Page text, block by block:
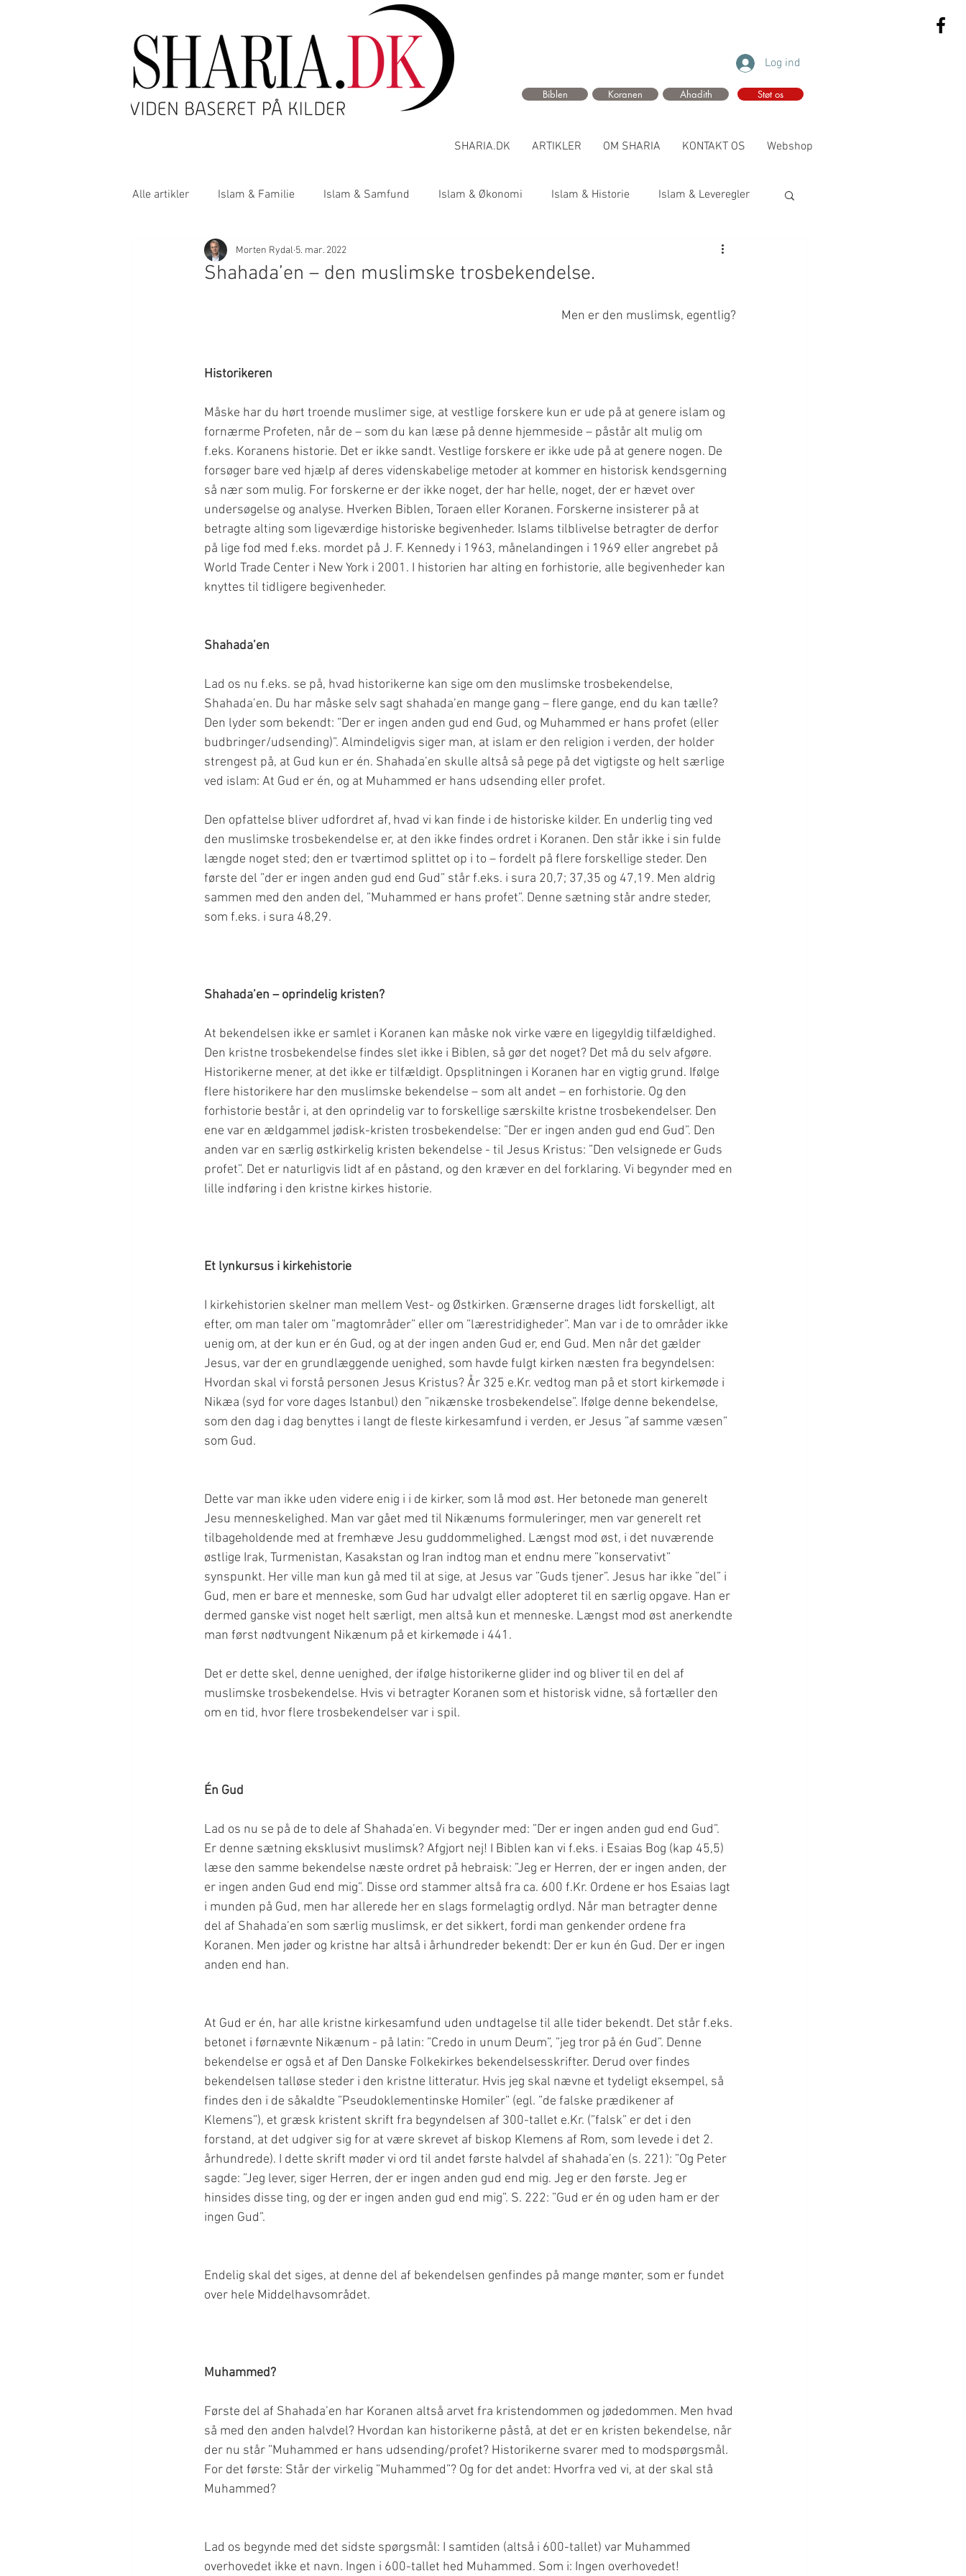
Log ind
Biblen Koranen Ahadith Støt os
SHARIA.DK ARTIKLER OM SHARIA KONTAKT OS Webshop
Alle artikler Islam & Familie Islam & Samfund Islam & Økonomi Islam & Historie Islam & Leveregler
Islam & Teologi
Shahada’en – den muslimske trosbekendelse.
Morten Rydal 5. mar. 2022
Men er den muslimsk, egentlig?
Historikeren
Måske har du hørt troende muslimer sige, at vestlige forskere kun er ude på at genere islam og
fornærme Profeten, når de – som du kan læse på denne hjemmeside – påstår alt mulig om
f.eks. Koranens historie. Det er ikke sandt. Vestlige forskere er ikke ude på at genere nogen. De
forsøger bare ved hjælp af deres videnskabelige metoder at kommer en historisk kendsgerning
så nær som mulig. For forskerne er der ikke noget, der har helle, noget, der er hævet over
undersøgelse og analyse. Hverken Biblen, Toraen eller Koranen. Forskerne insisterer på at
betragte alting som ligeværdige historiske begivenheder. Islams tilblivelse betragter de derfor
på lige fod med f.eks. mordet på J. F. Kennedy i 1963, månelandingen i 1969 eller angrebet på
World Trade Center i New York i 2001. I historien har alting en forhistorie, alle begivenheder kan
knyttes til tidligere begivenheder.
Shahada’en
Lad os nu f.eks. se på, hvad historikerne kan sige om den muslimske trosbekendelse,
Shahada’en. Du har måske selv sagt shahada’en mange gang – flere gange, end du kan tælle?
Den lyder som bekendt: ”Der er ingen anden gud end Gud, og Muhammed er hans profet (eller
budbringer/udsending)”. Almindeligvis siger man, at islam er den religion i verden, der holder
strengest på, at Gud kun er én. Shahada’en skulle altså så pege på det vigtigste og helt særlige
Den opfattelse bliver udfordret af, hvad vi kan finde i de historiske kilder. En underlig ting ved
den muslimske trosbekendelse er, at den ikke findes ordret i Koranen. Den står ikke i sin fulde
længde noget sted; den er tværtimod splittet op i to – fordelt på flere forskellige steder. Den
første del ”der er ingen anden gud end Gud” står f.eks. i sura 20,7; 37,35 og 47,19. Men aldrig
sammen med den anden del, ”Muhammed er hans profet”. Denne sætning står andre steder,
At bekendelsen ikke er samlet i Koranen kan måske nok virke være en ligegyldig tilfældighed.
Den kristne trosbekendelse findes slet ikke i Biblen, så gør det noget? Det må du selv afgøre.
Historikerne mener, at det ikke er tilfældigt. Opsplitningen i Koranen har en vigtig grund. Ifølge
flere historikere har den muslimske bekendelse – som alt andet – en forhistorie. Og den
forhistorie består i, at den oprindelig var to forskellige særskilte kristne trosbekendelser. Den
ene var en ældgammel jødisk-kristen trosbekendelse: ”Der er ingen anden gud end Gud”. Den
anden var en særlig østkirkelig kristen bekendelse - til Jesus Kristus: ”Den velsignede er Guds
profet”. Det er naturligvis lidt af en påstand, og den kræver en del forklaring. Vi begynder med en
Et lynkursus i kirkehistorie
I kirkehistorien skelner man mellem Vest- og Østkirken. Grænserne drages lidt forskelligt, alt
efter, om man taler om ”magtområder” eller om ”lærestridigheder”. Man var i de to områder ikke
uenig om, at der kun er én Gud, og at der ingen anden Gud er, end Gud. Men når det gælder
Jesus, var der en grundlæggende uenighed, som havde fulgt kirken næsten fra begyndelsen:
Hvordan skal vi forstå personen Jesus Kristus? År 325 e.Kr. vedtog man på et stort kirkemøde i
Nikæa (syd for vore dages Istanbul) den ”nikænske trosbekendelse”. Ifølge denne bekendelse,
som den dag i dag benyttes i langt de fleste kirkesamfund i verden, er Jesus ”af samme væsen”
Dette var man ikke uden videre enig i i de kirker, som lå mod øst. Her betonede man generelt
Jesu menneskelighed. Man var gået med til Nikænums formuleringer, men var generelt ret
tilbageholdende med at fremhæve Jesu guddommelighed. Længst mod øst, i det nuværende
østlige Irak, Turmenistan, Kasakstan og Iran indtog man et endnu mere ”konservativt”
synspunkt. Her ville man kun gå med til at sige, at Jesus var ”Guds tjener”. Jesus har ikke ”del” i
Gud, men er bare et menneske, som Gud har udvalgt eller adopteret til en særlig opgave. Han er
dermed ganske vist noget helt særligt, men altså kun et menneske. Længst mod øst anerkendte
man først nødtvungent Nikænum på et kirkemøde i 441.
Det er dette skel, denne uenighed, der ifølge historikerne glider ind og bliver til en del af
muslimske trosbekendelse. Hvis vi betragter Koranen som et historisk vidne, så fortæller den
Lad os nu se på de to dele af Shahada’en. Vi begynder med: ”Der er ingen anden gud end Gud”.
Er denne sætning eksklusivt muslimsk? Afgjort nej! I Biblen kan vi f.eks. i Esaias Bog (kap 45,5)
læse den samme bekendelse næste ordret på hebraisk: ”Jeg er Herren, der er ingen anden, der
er ingen anden Gud end mig”. Disse ord stammer altså fra ca. 600 f.Kr. Ordene er hos Esaias lagt
i munden på Gud, men har allerede her en slags formelagtig ordlyd. Når man betragter denne
del af Shahada’en som særlig muslimsk, er det sikkert, fordi man genkender ordene fra
Koranen. Men jøder og kristne har altså i århundreder bekendt: Der er kun én Gud. Der er ingen
At Gud er én, har alle kristne kirkesamfund uden undtagelse til alle tider bekendt. Det står f.eks.
betonet i førnævnte Nikænum - på latin: ”Credo in unum Deum”, ”jeg tror på én Gud”. Denne
bekendelse er også et af Den Danske Folkekirkes bekendelsesskrifter. Derud over findes
bekendelsen talløse steder i den kristne litteratur. Hvis jeg skal nævne et tydeligt eksempel, så
findes den i de såkaldte ”Pseudoklementinske Homiler” (egl. ”de falske prædikener af
Klemens”), et græsk kristent skrift fra begyndelsen af 300-tallet e.Kr. (”falsk” er det i den
forstand, at det udgiver sig for at være skrevet af biskop Klemens af Rom, som levede i det 2.
århundrede). I dette skrift møder vi ord til andet første halvdel af shahada’en (s. 221): ”Og Peter
sagde: ”Jeg lever, siger Herren, der er ingen anden gud end mig. Jeg er den første. Jeg er
hinsides disse ting, og der er ingen anden gud end mig”. S. 222: ”Gud er én og uden ham er der
Endelig skal det siges, at denne del af bekendelsen genfindes på mange mønter, som er fundet
Muhammed?
Første del af Shahada’en har Koranen altså arvet fra kristendommen og jødedommen. Men hvad
så med den anden halvdel? Hvordan kan historikerne påstå, at det er en kristen bekendelse, når
der nu står ”Muhammed er hans udsending/profet? Historikerne svarer med to modspørgsmål.
For det første: Står der virkelig ”Muhammed”? Og for det andet: Hvorfra ved vi, at der skal stå
Lad os begynde med det sidste spørgsmål: I samtiden (altså i 600-tallet) var Muhammed
overhovedet ikke et navn. Ingen i 600-tallet hed Muhammed. Som i: Ingen overhovedet!